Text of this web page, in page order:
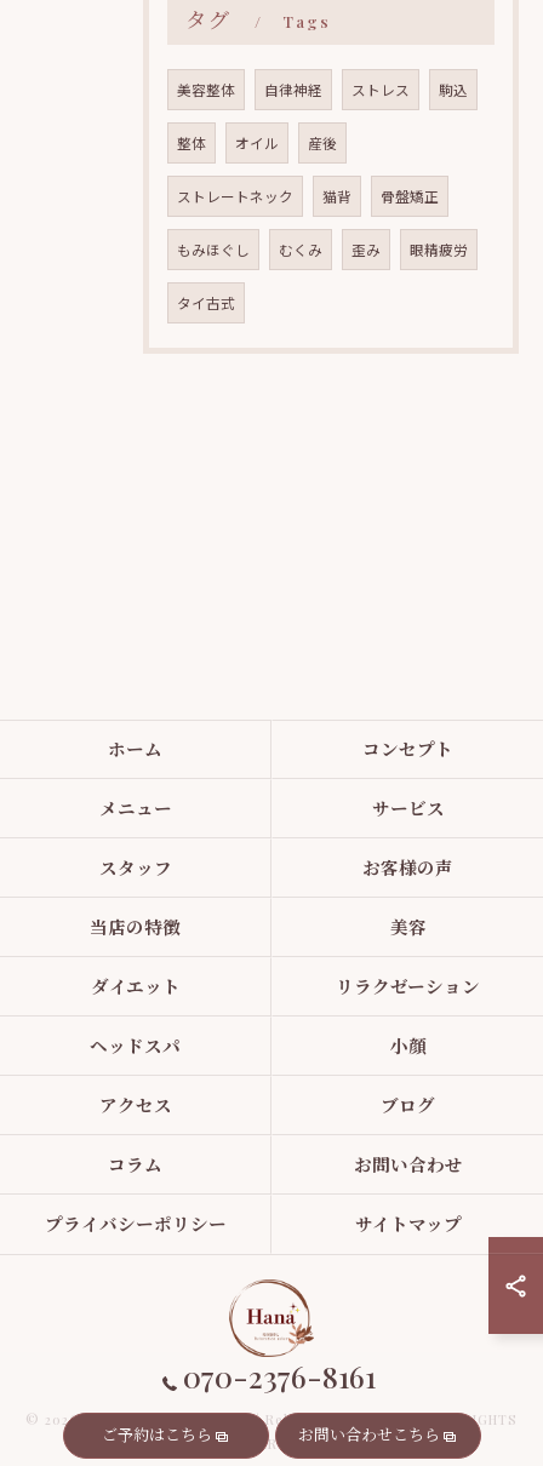
タグ Tags
美容整体 自律神経 ストレス 駒込
整体 オイル 産後
ストレートネック 猫背 骨盤矯正
もみほぐし むくみ 歪み 眼精疲労
タイ古式
070-2376-8161
ご予約はこちら お問い合わせこちら
ホーム コンセプト
メニュー サービス
スタッフ お客様の声
当店の特徴 美容
ダイエット リラクゼーション
ヘッドスパ 小顔
アクセス ブログ
コラム お問い合わせ
プライバシーポリシー サイトマップ
© 2026 駒込駅徒歩5分の美容整体｜Relaxation salon Hana ALL RIGHTS
RESERVED.